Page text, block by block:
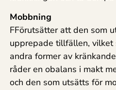
Mobbning
FFörutsätter att den som
upprepade tillfällen, vilket
andra former av
råder en obalans i makt
och den som utsätts för